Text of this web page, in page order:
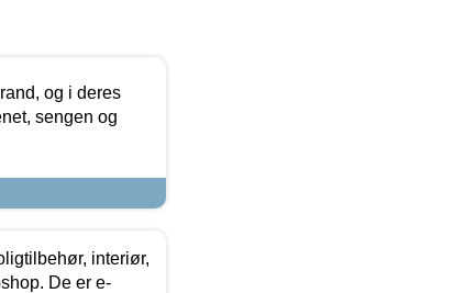
og i deres
sengen og
interiør,
De er e-